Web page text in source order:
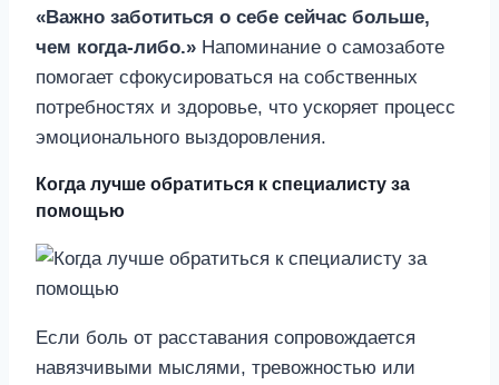
«Важно заботиться о себе сейчас больше,
чем когда-либо.» Напоминание о самозаботе
помогает сфокусироваться на собственных
потребностях и здоровье, что ускоряет процесс
эмоционального выздоровления.
Когда лучше обратиться к специалисту за
помощью
Если боль от расставания сопровождается
навязчивыми мыслями, тревожностью или